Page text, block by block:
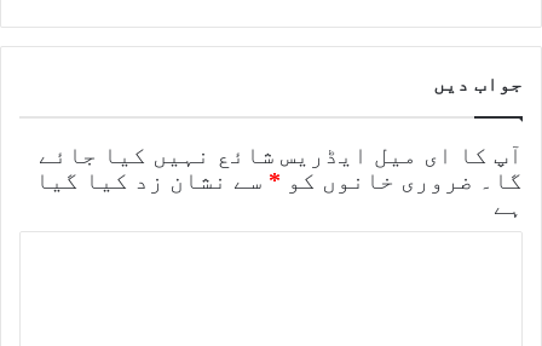
جواب دیں
آپ کا ای میل ایڈریس شائع نہیں کیا جائے
گا۔
ضروری خانوں کو * سے نشان زد کیا گیا
ہے